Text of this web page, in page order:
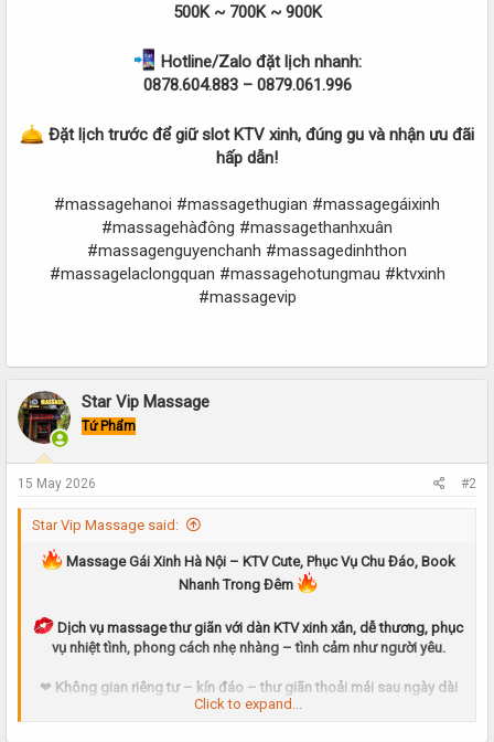
500K ~ 700K ~ 900K
Hotline/Zalo đặt lịch nhanh:
0878.604.883 – 0879.061.996
Đặt lịch trước để giữ slot KTV xinh, đúng gu và nhận ưu đãi
hấp dẫn!
#massagehanoi #massagethugian #massagegáixinh
#massagehàđông #massagethanhxuân
#massagenguyenchanh #massagedinhthon
#massagelaclongquan #massagehotungmau #ktvxinh
#massagevip
Star Vip Massage
Tứ Phẩm
15 May 2026 #2
Star Vip Massage said:
Massage Gái Xinh Hà Nội – KTV Cute, Phục Vụ Chu Đáo, Book
Nhanh Trong Đêm
Dịch vụ massage thư giãn với dàn KTV xinh xắn, dễ thương, phục
vụ nhiệt tình, phong cách nhẹ nhàng – tình cảm như người yêu.
❤ Không gian riêng tư – kín đáo – thư giãn thoải mái sau ngày dài
mệt mỏi.
Click to expand...